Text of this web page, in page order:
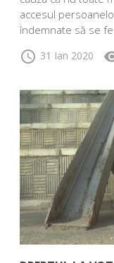
accesul
îndemnate să se
schedule 31 Ian 2020